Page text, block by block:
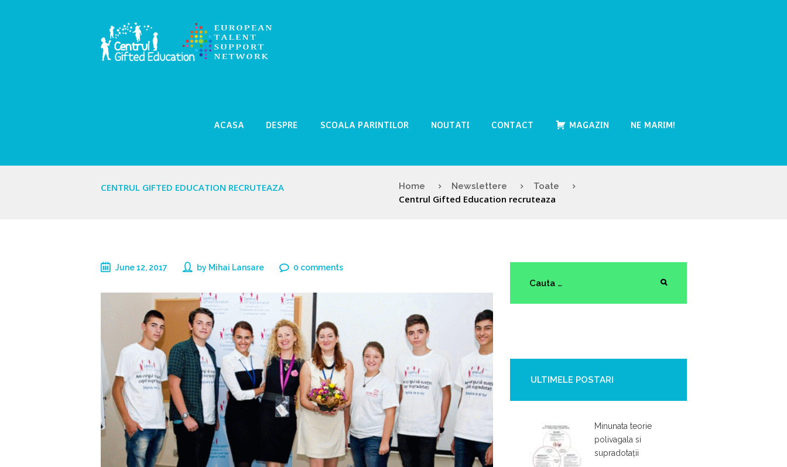
ACASA DESPRE SCOALA PARINTILOR NOUTATI CONTACT MAGAZIN NE MARIM!
CENTRUL GIFTED EDUCATION RECRUTEAZA Home Newslettere Toate
Centrul Gifted Education recruteaza
June 12, 2017 by Mihai Lansare 0 comments
ULTIMELE POSTARI
Minunata teorie
polivagala si
supradotații